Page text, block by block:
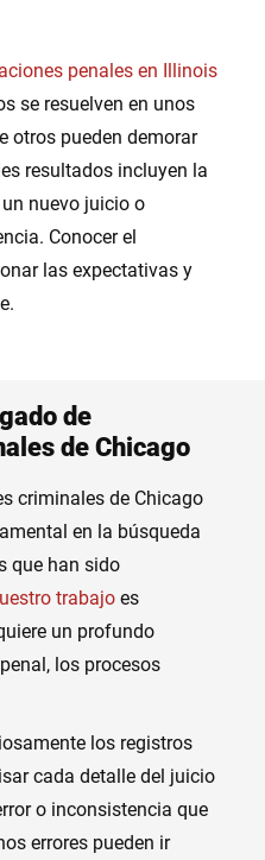
penales en Illinois
se resuelven en unos
otros pueden demorar
resultados incluyen la
nuevo juicio o
Conocer el
las expectativas y
de
de Chicago
criminales de Chicago
en la búsqueda
que han sido
trabajo es
un profundo
los procesos
los registros
cada detalle del juicio
o inconsistencia que
errores pueden ir